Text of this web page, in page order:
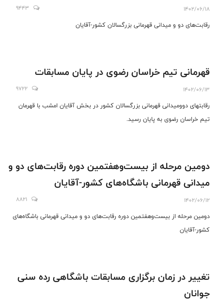
1402/06/18
9443
رقابت‌های دو و میدانی قهرمانی بزرگسالان کشور-آقایان
قهرمانی تیم خراسان رضوی در پایان مسابقات
1402/06/13
9722
رقابتهای دوومیدانی قهرمانی بزرگسالان کشور در بخش آقایان امشب با قهرمان
تیم خراسان رضوی به پایان رسید.
دومین مرحله از بیست‌وهفتمین دوره رقابت‌های دو و
میدانی قهرمانی باشگاه‌های کشور-آقایان
1402/06/12
8821
دومین مرحله از بیست‌وهفتمین دوره رقابت‌های دو و میدانی قهرمانی باشگاه‌های
کشور-آقایان
تغییر در زمان برگزاری مسابقات باشگاهی رده سنی
جوانان